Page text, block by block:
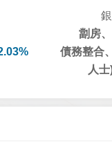
劏房
債務整合
人